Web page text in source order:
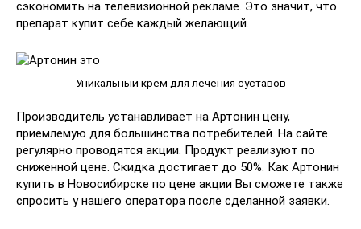
сэкономить на телевизионной рекламе. Это значит, что
препарат купит себе каждый желающий.
Уникальный крем для лечения суставов
Производитель устанавливает на Артонин цену,
приемлемую для большинства потребителей. На сайте
регулярно проводятся акции. Продукт реализуют по
сниженной цене. Скидка достигает до 50%. Как Артонин
купить в Новосибирске по цене акции Вы сможете также
спросить у нашего оператора после сделанной заявки.